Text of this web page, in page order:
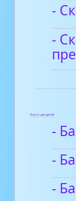
-
-
Басни для детей
-
-
-